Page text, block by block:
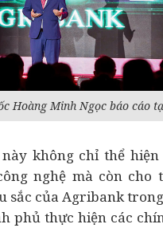
Hoàng Minh Ngọc báo cáo
không chỉ thể
nghệ mà còn cho
sắc của Agribank
phủ thực hiện các